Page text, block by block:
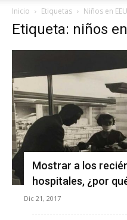
Inicio Etiquetas Niños en
Etiqueta: niños
Mostrar a los
hospitales, ¿por
Dic 21, 2017